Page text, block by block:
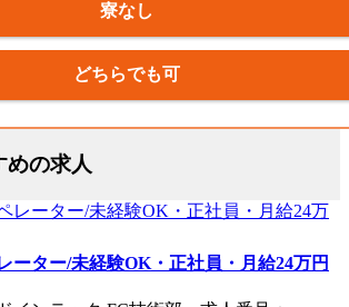
寮なし
どちらでも可
めの求人
ーター/未経験OK・正社員・月給24万円